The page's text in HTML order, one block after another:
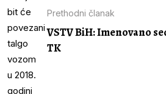
Prethodni članak
VSTV BiH: Imenovano
TK